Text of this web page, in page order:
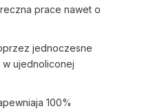
prace nawet o
jednoczesne
w ujednoliconej
100%